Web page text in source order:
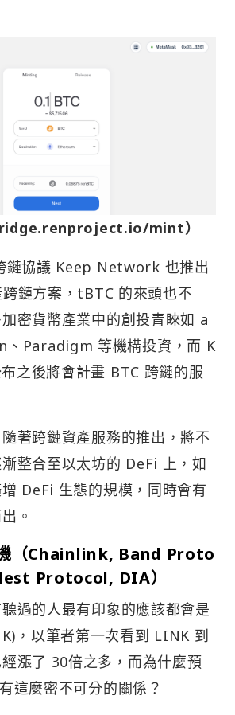
mint）
鏈協議 Keep Network 也推出
鏈方案，tBTC 的來頭也不
密貨幣產業中的創投青睞如 a
、Paradigm 等機構投資，而 K
之後將會計畫 BTC 跨鏈的服
著跨鏈資產服務的推出，將不
整合至以太坊的 DeFi 上，如
DeFi 生態的規模，同時會有
。
（Chainlink, Band Proto
Protocol, DIA）
過的人最有印象的應該都會是
，以筆者第一次看到 LINK 到
漲了 30倍之多，而為什麼預
這麼密不可分的關係？